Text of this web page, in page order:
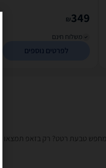
349
₪
משלוח חינם
לפרטים נוספים